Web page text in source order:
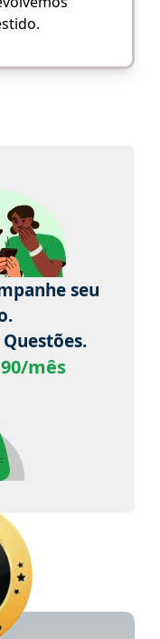
seu
mês